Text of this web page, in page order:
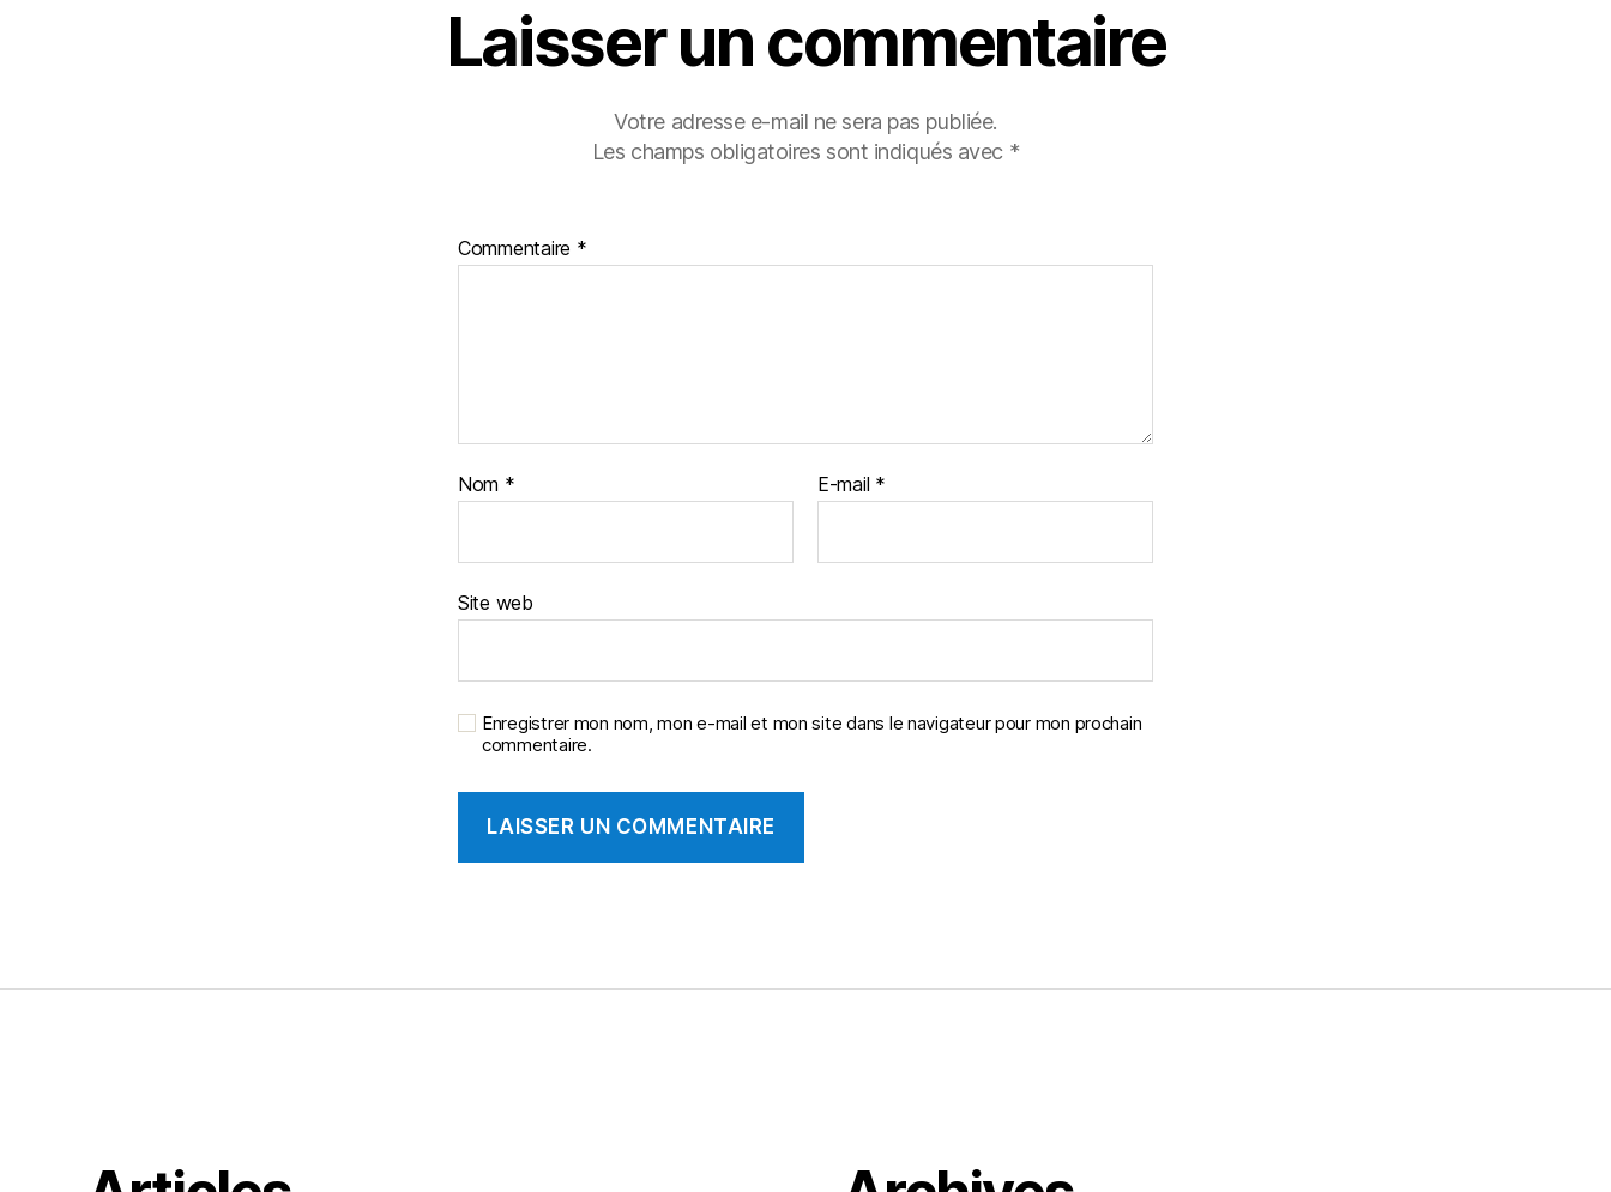
Laisser un commentaire
Votre adresse e-mail ne sera pas publiée.
Les champs obligatoires sont indiqués avec *
Commentaire *
Nom * E-mail *
Site web
Enregistrer mon nom, mon e-mail et mon site dans le navigateur pour mon prochain
commentaire.